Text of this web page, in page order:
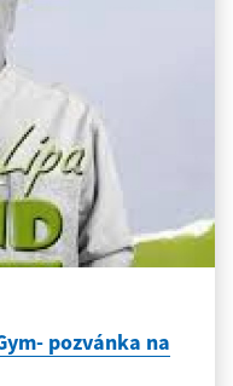
pozvánka na